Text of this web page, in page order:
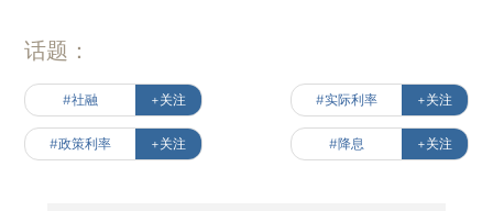
话题：
#社融 +关注 #实际利率 +关注
#政策利率 +关注 #降息 +关注